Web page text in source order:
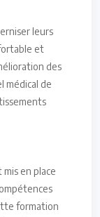
leurs
et
des
médical de
en place
formation